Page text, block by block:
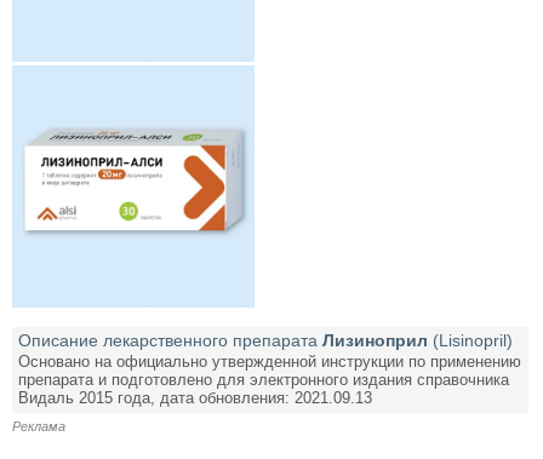
Описание лекарственного препарата Лизиноприл (Lisinopril)
Основано на официально утвержденной инструкции по применению
препарата и подготовлено для электронного издания справочника
Видаль 2015 года, дата обновления: 2021.09.13
Реклама